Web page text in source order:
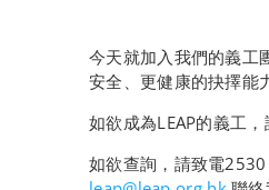
今天就加入我們的義工
安全、更健康的抉擇能
如欲成為LEAP的義工，
如欲查詢，請致電